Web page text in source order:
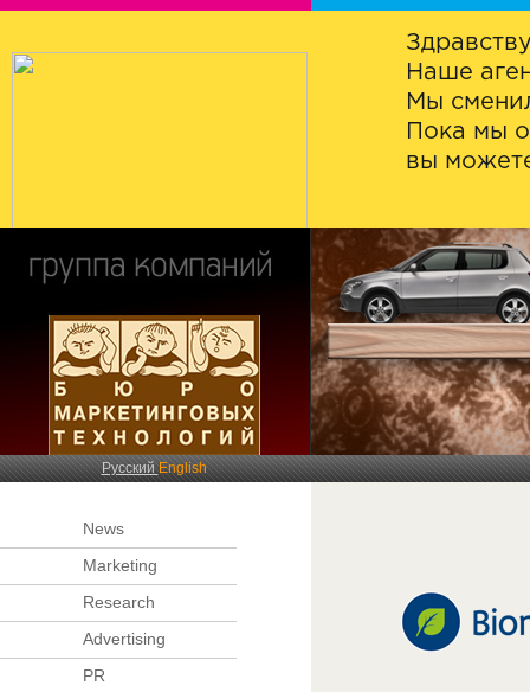
Наше
Мы
Пока мы
вы
РусскийEnglish
News
Marketing
Research
Advertising
PR